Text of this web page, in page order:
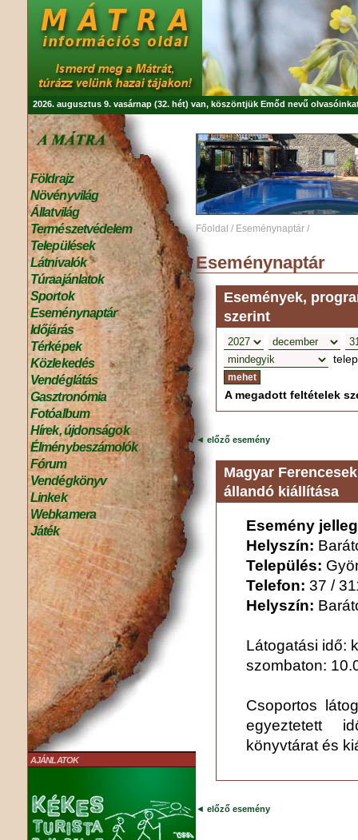
2026. augusztus 9. vasárnap (32. hét) van, köszöntjük Emőd nevű
Földrajz
Növényvilág
Állatvilág
Természetvédelem
Települések
Látnivalók
Túraajánlatok
Sportok
Eseménynaptár
Időjárás
Térképek
Közlekedés
Vendéglátás
Gasztronómia
Fotóalbum
Hírek, újdonságok
Élménybeszámolók
Fórum
Vendégkönyv
Linkek
Webkamera
Játék
AJÁNLATOK
Főoldal / Eseménynaptár /
Eseménynaptár
Események,
szerint
A megadott feltételek
◄ előző esemény
Magyar
állandó kiállítása
Esemény
Helyszín:
Település:
Telefon: 37 /
Helyszín:
Látogatási idő:
szombaton:
Csoportos
egyeztetett
könyvtárat és
◄ előző esemény